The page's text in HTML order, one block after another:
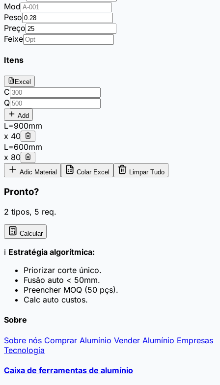
Mod
Peso
Preço
Feixe
Itens
Excel
C
Q
Add
L=900mm
x 40
L=600mm
x 80
Adic Material Colar Excel Limpar Tudo
Pronto?
2 tipos, 5 req.
Calcular
ℹ️ Estratégia algorítmica:
Priorizar corte único.
Fusão auto < 50mm.
Preencher MOQ (50 pçs).
Calc auto custos.
Sobre
Sobre nós Comprar Alumínio Vender Alumínio Empresas
Tecnologia
Caixa de ferramentas de alumínio